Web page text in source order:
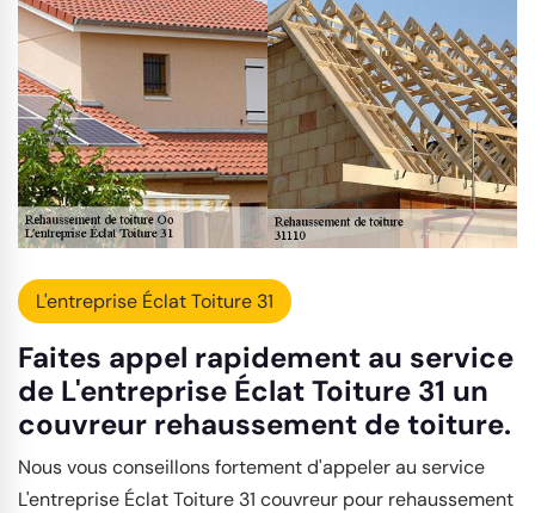
L'entreprise Éclat Toiture 31
Faites appel rapidement au service
de L'entreprise Éclat Toiture 31 un
couvreur rehaussement de toiture.
Nous vous conseillons fortement d'appeler au service
L'entreprise Éclat Toiture 31 couvreur pour rehaussement